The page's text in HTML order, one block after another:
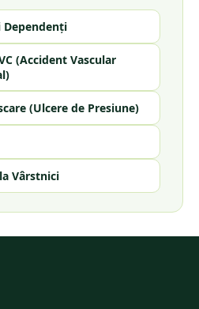
Dependenți
(Accident Vascular
(Ulcere de Presiune)
Vârstnici